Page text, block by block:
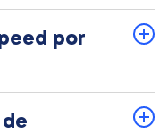
por